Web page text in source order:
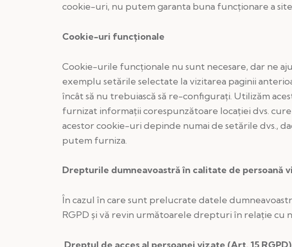
cookie-uri, nu putem garanta buna funcţionare a
Cookie-uri funcționale
Cookie-urile funcţionale nu sunt necesare, dar ne
exemplu setările selectate la vizitarea paginii
încât să nu trebuiască să re-configuraţi. Utilizăm
furnizat informaţii corespunzătoare locaţiei dvs.
acestor cookie-uri depinde numai de setările dvs.,
putem furniza.
Drepturile dumneavoastră în calitate de persoană
În cazul în care sunt prelucrate datele
RGPD și vă revin următoarele drepturi în relație cu
Dreptul de acces al persoanei vizate (Art. 15 RGPD)